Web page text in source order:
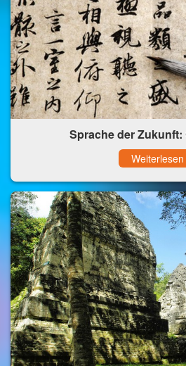
Sprache der
Weiterlesen